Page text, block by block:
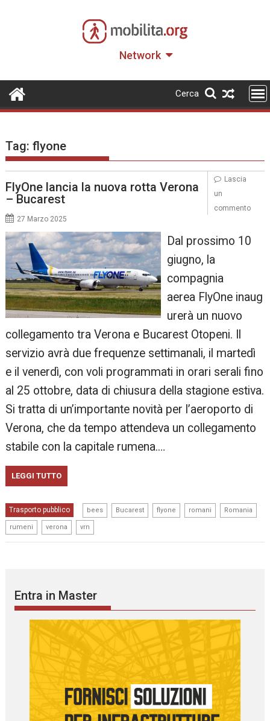
Network
Cerca
Tag:flyone
FlyOne lancia la nuova rotta Verona
– Bucarest
27 Marzo 2025
Dal prossimo 10
giugno, la
compagnia
aerea FlyOne inaug
urerà un nuovo
collegamento tra Verona e Bucarest Otopeni. Il
servizio avrà due frequenze settimanali, il martedì
e il venerdì, con voli programmati in orari serali fino
al 25 ottobre, data di chiusura della stagione estiva.
Si tratta di un’importante novità per l’aeroporto di
Verona, che da tempo attendeva un collegamento
stabile con la capitale rumena.…
LEGGI TUTTO
Trasporto pubblico bees Bucarest flyone romani Romania
rumeni verona vrn
Lascia
un
commento
Entra in Master